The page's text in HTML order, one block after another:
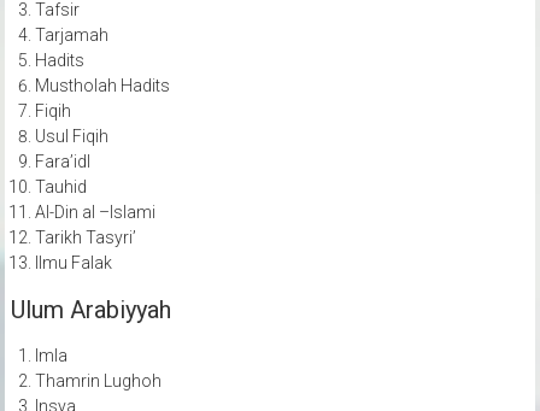
Tafsir
Tarjamah
Hadits
Mustholah Hadits
Fiqih
Usul Fiqih
Fara’idl
Tauhid
Al-Din al –Islami
Tarikh Tasyri’
Ilmu Falak
Ulum Arabiyyah
Imla
Thamrin Lughoh
Insya